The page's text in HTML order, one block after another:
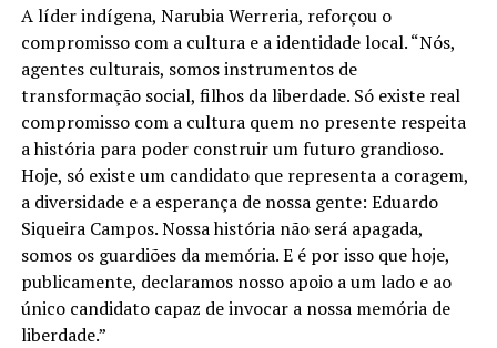
A líder indígena, Narubia Werreria, reforçou o
compromisso com a cultura e a identidade local. “Nós,
agentes culturais, somos instrumentos de
transformação social, filhos da liberdade. Só existe real
compromisso com a cultura quem no presente respeita
a história para poder construir um futuro grandioso.
Hoje, só existe um candidato que representa a coragem,
a diversidade e a esperança de nossa gente: Eduardo
Siqueira Campos. Nossa história não será apagada,
somos os guardiões da memória. E é por isso que hoje,
publicamente, declaramos nosso apoio a um lado e ao
único candidato capaz de invocar a nossa memória de
liberdade.”